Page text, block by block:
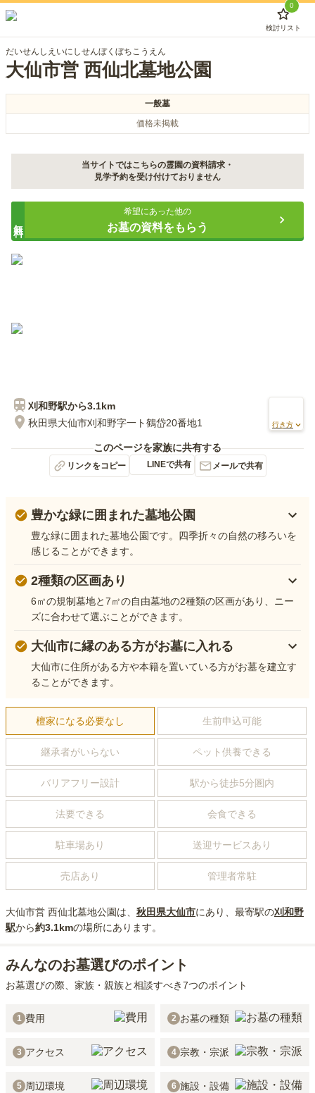
0
検討リスト
だいせんしえいにしせんぼくぼちこうえん
大仙市営 西仙北墓地公園
一般墓
価格未掲載
当サイトではこちらの霊園の資料請求・
見学予約を受け付けておりません
希望にあった他の
お墓の資料をもらう
刈和野駅から3.1km
秋田県大仙市刈和野字一ト鶴岱20番地1
行き方
このページを家族に共有する
リンクをコピー LINEで共有 メールで共有
豊かな緑に囲まれた墓地公園
豊な緑に囲まれた墓地公園です。四季折々の自然の移ろいを
感じることができます。
2種類の区画あり
6㎡の規制墓地と7㎡の自由墓地の2種類の区画があり、ニー
ズに合わせて選ぶことができます。
大仙市に縁のある方がお墓に入れる
大仙市に住所がある方や本籍を置いている方がお墓を建立す
ることができます。
檀家になる必要なし 生前申込可能
継承者がいらない ペット供養できる
バリアフリー設計 駅から徒歩5分圏内
法要できる 会食できる
駐車場あり 送迎サービスあり
売店あり 管理者常駐
大仙市営 西仙北墓地公園は、 秋田県大仙市にあり 、最寄駅の刈和野
駅から約3.1kmの場所にあり ます。
みんなのお墓選びのポイント
お墓選びの際、家族・親族と相談すべき7つのポイント
1 費用 2 お墓の種類
3 アクセス 4 宗教・宗派
5 周辺環境 6 施設・設備